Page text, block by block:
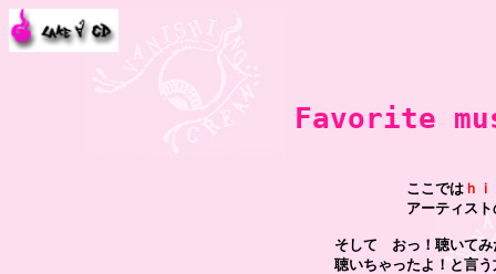
Favorite
ここではｈｉ
アーティス
そして　おっ！聴いて
聴いちゃったよ！と言